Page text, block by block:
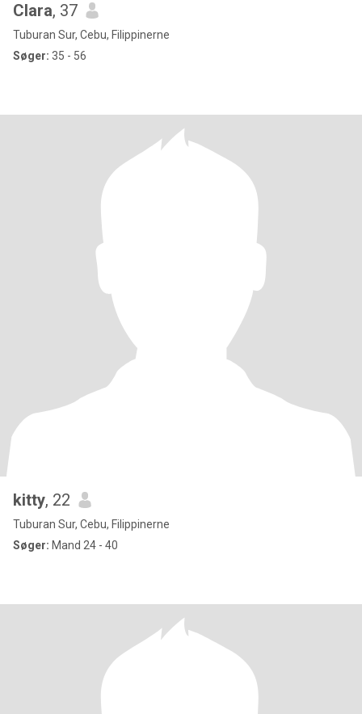
Clara, 37
Tuburan Sur, Cebu, Filippinerne
Søger: 35 - 56
kitty, 22
Tuburan Sur, Cebu, Filippinerne
Søger: Mand 24 - 40